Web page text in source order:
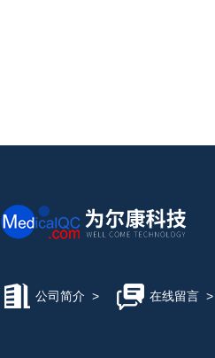
公司简介 > 在线留言>